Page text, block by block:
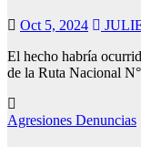
Oct 5, 2024
El hecho habría
de la Ruta Nacional
Agresiones Denuncias